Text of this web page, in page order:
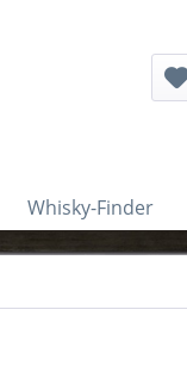
Whisky-Finder